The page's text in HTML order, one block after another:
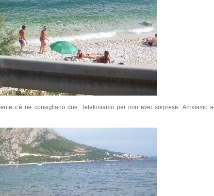
c’è ne consigliano due. Telefoniamo per non aver sorprese. Arriviamo a